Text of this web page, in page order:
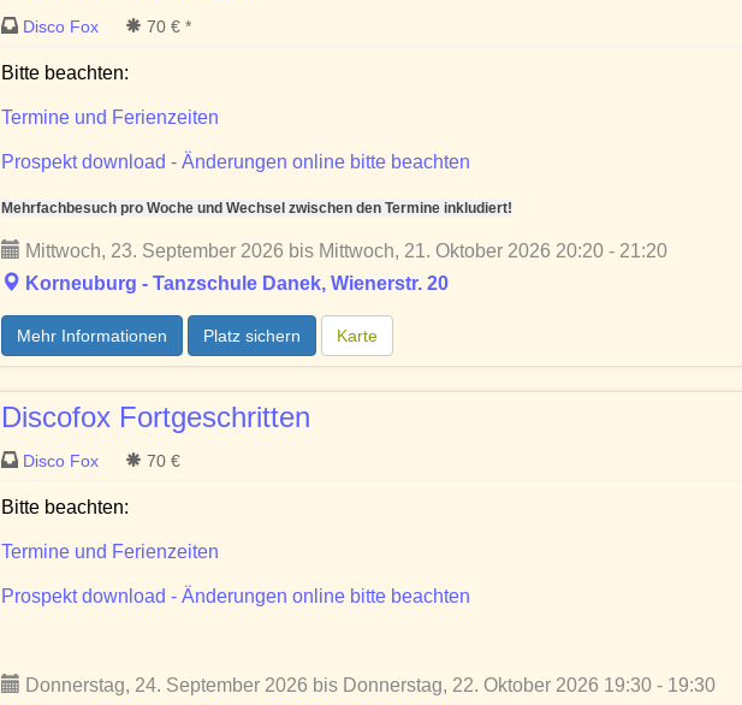
Disco Fox 70 € *
Bitte beachten:
Termine und Ferienzeiten
Prospekt download - Änderungen online bitte beachten
Mehrfachbesuch pro Woche und Wechsel zwischen den Termine inkludiert!
Mittwoch, 23. September 2026 bis Mittwoch, 21. Oktober 2026 20:20 - 21:20
Korneuburg - Tanzschule Danek, Wienerstr. 20
Mehr Informationen Platz sichern Karte
Discofox Fortgeschritten
Disco Fox 70 €
Bitte beachten:
Termine und Ferienzeiten
Prospekt download - Änderungen online bitte beachten
Donnerstag, 24. September 2026 bis Donnerstag, 22. Oktober 2026 19:30 - 19:30